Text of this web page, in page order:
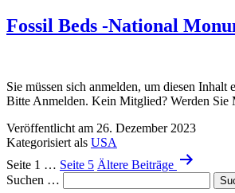
Fossil Beds -National
Sie müssen sich anmelden, um diesen Inhalt
Bitte Anmelden. Kein Mitglied? Werden Sie
Veröffentlicht am 26. Dezember 2023
Kategorisiert als USA
Seitennummerierung
der
Seite 1 … Seite 5 Ältere Beiträge
Suchen …